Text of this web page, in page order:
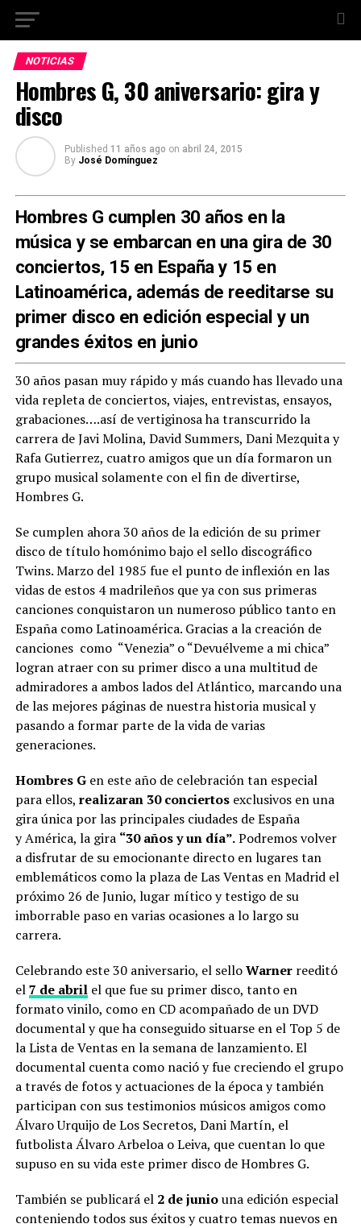
NOTICIAS
Hombres G, 30 aniversario: gira y
disco
Published 11 años ago on abril 24, 2015
By José Domínguez
Hombres G cumplen 30 años en la
música y se embarcan en una gira de 30
conciertos, 15 en España y 15 en
Latinoamérica, además de reeditarse su
primer disco en edición especial y un
grandes éxitos en junio
30 años pasan muy rápido y más cuando has llevado una
vida repleta de conciertos, viajes, entrevistas, ensayos,
grabaciones….así de vertiginosa ha transcurrido la
carrera de Javi Molina, David Summers, Dani Mezquita y
Rafa Gutierrez, cuatro amigos que un día formaron un
grupo musical solamente con el fin de divertirse,
Hombres G.
Se cumplen ahora 30 años de la edición de su primer
disco de título homónimo bajo el sello discográfico
Twins. Marzo del 1985 fue el punto de inflexión en las
vidas de estos 4 madrileños que ya con sus primeras
canciones conquistaron un numeroso público tanto en
España como Latinoamérica. Gracias a la creación de
canciones como “Venezia” o “Devuélveme a mi chica”
logran atraer con su primer disco a una multitud de
admiradores a ambos lados del Atlántico, marcando una
de las mejores páginas de nuestra historia musical y
pasando a formar parte de la vida de varias
generaciones.
Hombres Gen este año de celebración tan especial
para ellos, realizaran 30 conciertosexclusivos en una
gira única por las principales ciudades de España
y América, la gira “30 años y un día”.Podremos volver
a disfrutar de su emocionante directo en lugares tan
emblemáticos como la plaza de Las Ventas en Madrid el
próximo 26 de Junio, lugar mítico y testigo de su
imborrable paso en varias ocasiones a lo largo su
carrera.
Celebrando este 30 aniversario, el selloWarnerreeditó
el7 de abrilel que fue su primer disco, tanto en
formato vinilo, como en CD acompañado de un DVD
documental y que ha conseguido situarse en el Top 5 de
la Lista de Ventas en la semana de lanzamiento. El
documental cuenta como nació y fue creciendo el grupo
a través de fotos y actuaciones de la época y también
participan con sus testimonios músicos amigos como
Álvaro Urquijo de Los Secretos, Dani Martín, el
futbolista Álvaro Arbeloa o Leiva, que cuentan lo que
supuso en su vida este primer disco de Hombres G.
También se publicará el 2 de juniouna edición especial
conteniendo todos sus éxitos y cuatro temas nuevos en